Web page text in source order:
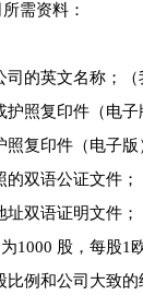
需资料：
的英文名称；（
照复印件（电子
照复印件（电子
双语公证文件；
双语证明文件
1000 股，每股1
比例和公司大致的